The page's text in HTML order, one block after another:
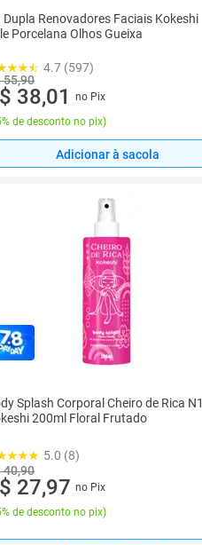
Dupla Renovadores Faciais Kokeshi
Porcelana Olhos Gueixa
4.7 (597)
55,90
38,01
no Pix
de desconto no pix)
Adicionar à sacola
Splash Corporal Cheiro de Rica N1
200ml Floral Frutado
5.0 (8)
40,90
27,97 no Pix
de desconto no pix)